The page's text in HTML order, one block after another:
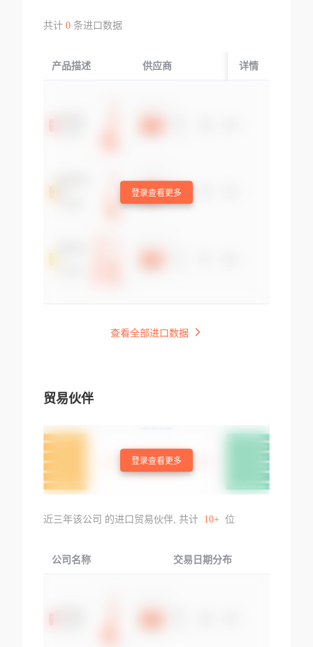
共计 0条进口数据
产品描述 供应商 起运国/地区
详情
登录查看更多
查看全部进口数据
贸易伙伴
登录查看更多
近三年该公司 的进口贸易伙伴, 共计 10+ 位
公司名称 交易日期分布